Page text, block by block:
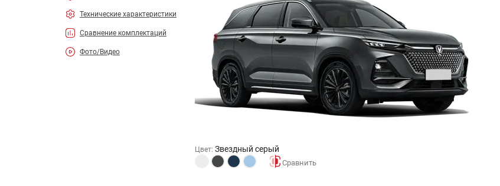
Технические характеристики
Сравнение комплектаций
Фото/Видео
Цвет: Звездный серый